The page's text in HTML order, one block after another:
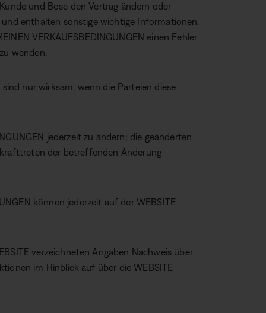
und Bose den Vertrag ändern oder
enthalten sonstige wichtige Informationen.
VERKAUFSBEDINGUNGEN einen Fehler
wenden.
nur wirksam, wenn die Parteien diese
jederzeit zu ändern; die geänderten
der betreffenden Änderung
können jederzeit auf der WEBSITE
verzeichneten Angaben Nachweis über
im Hinblick auf über die WEBSITE